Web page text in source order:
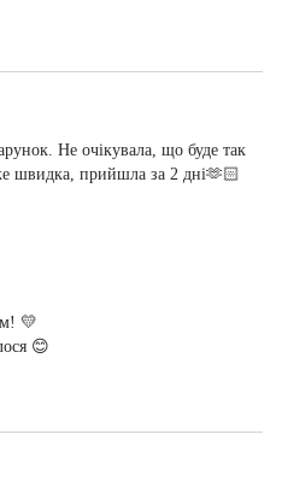
Не очікувала, що буде так
швидка, прийшла за 2 дні🫶🏻
💛
😊